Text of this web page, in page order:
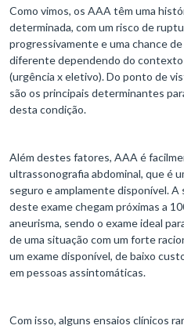
Como vimos, os AAA têm uma
determinada, com um risco de
progressivamente e uma chance
diferente dependendo do
(urgência x eletivo). Do ponto de
são os principais determinantes
desta condição.
Além destes fatores, AAA é
ultrassonografia abdominal, que é
seguro e amplamente disponível.
deste exame chegam próximas a
aneurisma, sendo o exame ideal
de uma situação com um forte
um exame disponível, de baixo
em pessoas assintomáticas.
Com isso, alguns ensaios clínicos